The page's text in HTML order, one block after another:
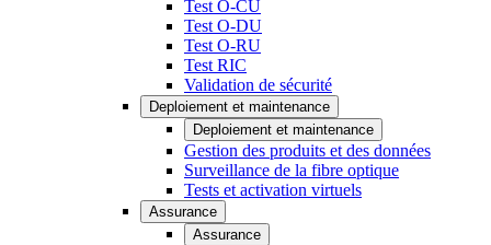
Test O-CU
Test O-DU
Test O-RU
Test RIC
Validation de sécurité
Deploiement et maintenance
Deploiement et maintenance
Gestion des produits et des données
Surveillance de la fibre optique
Tests et activation virtuels
Assurance
Assurance